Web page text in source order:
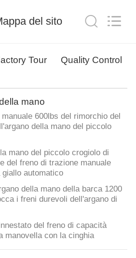
del sito
Tour
Quality Control
mano
600lbs del rimorchio del
della mano del piccolo
mano del piccolo crogiolo di
del freno di trazione manuale
automatico
della mano della barca 1200
i freni durevoli dell'argano di
del freno di capacità
manovella con la cinghia